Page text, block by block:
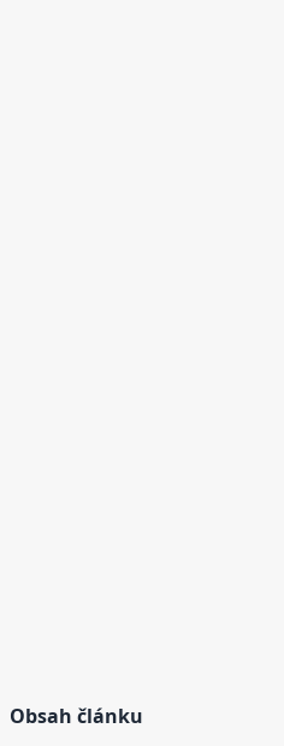
Obsah článku